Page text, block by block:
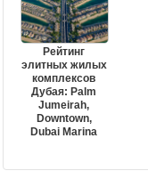
Рейтинг
элитных жилых
комплексов
Дубая: Palm
Jumeirah,
Downtown,
Dubai Marina